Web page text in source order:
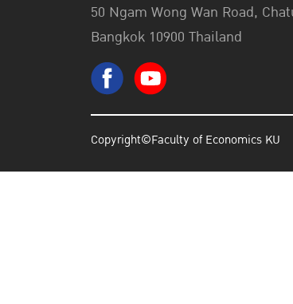
50 Ngam Wong Wan Road,
Bangkok 10900 Thailand
Copyright©Faculty of Economics KU